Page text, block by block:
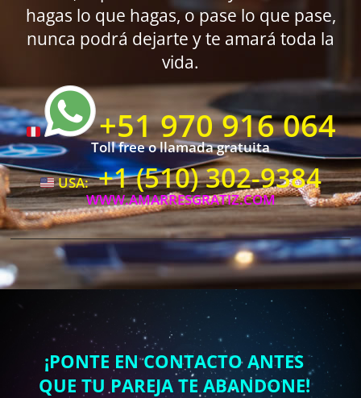
hagas lo que hagas, o pase lo que pase,
nunca podrá dejarte y te amará toda la
vida.
+51 970 916 064
Toll free o llamada gratuita
USA: +1 (510) 302-9384
WWW.AMARRESGRATIZ.COM
¡PONTE EN CONTACTO ANTES
QUE TU PAREJA TE ABANDONE!